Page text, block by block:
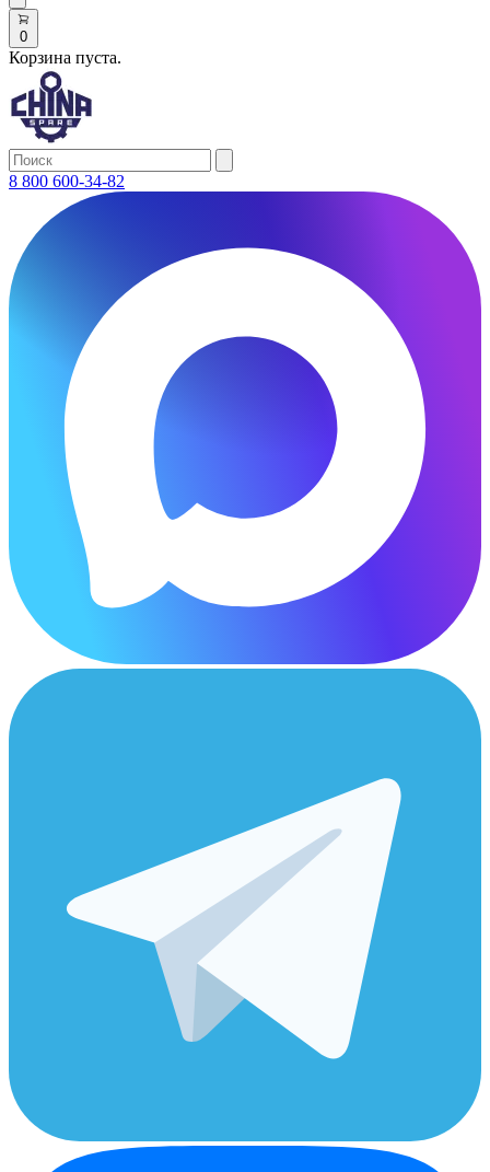
0
Корзина пуста.
8 800 600-34-82